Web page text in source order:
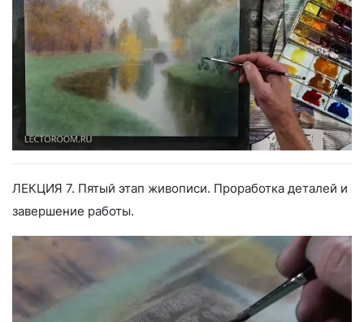
ЛЕКЦИЯ 7. Пятый этап живописи. Проработка деталей и
завершение работы.